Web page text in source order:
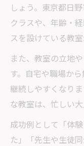
しょう。東京都日
クラスや、年齢・
スを設けている教室
また、教室の立地
す。自宅や職場か
継続しやすくなり
な教室は、忙しい
成功例として「体
た」「先生や生徒